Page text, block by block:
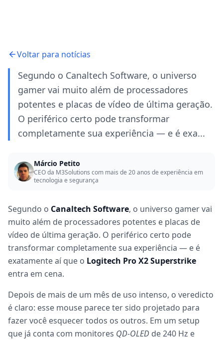
Voltar para notícias
Segundo o Canaltech Software, o universo
gamer vai muito além de processadores
potentes e placas de vídeo de última geração.
O periférico certo pode transformar
completamente sua experiência — e é exa...
Márcio Petito
CEO da M3Solutions com mais de 20 anos de experiência em
tecnologia e segurança
Segundo o Canaltech Software, o universo gamer vai
muito além de processadores potentes e placas de
vídeo de última geração. O periférico certo pode
transformar completamente sua experiência — e é
exatamente aí que o Logitech Pro X2 Superstrike
entra em cena.
Depois de mais de um mês de uso intenso, o veredicto
é claro: esse mouse parece ter sido projetado para
fazer você esquecer todos os outros. Em um setup
que já conta com monitores QD-OLED de 240 Hz e